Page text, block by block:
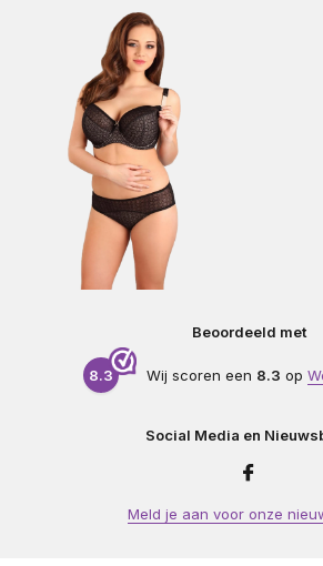
Beoordeeld met
8.3 Wij scoren een 8.3 op
Social Media en
Meld je aan voor onze